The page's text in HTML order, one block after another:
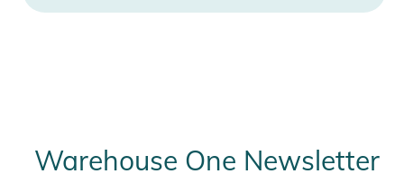
Gebrauchsanweisungen, Sicherheitshinweise und Warnungen
Warehouse One Newsletter